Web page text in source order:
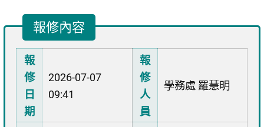
報修內容
報
修
日
期
2026-07-07
09:41
報
修
人
員
學務處 羅慧明